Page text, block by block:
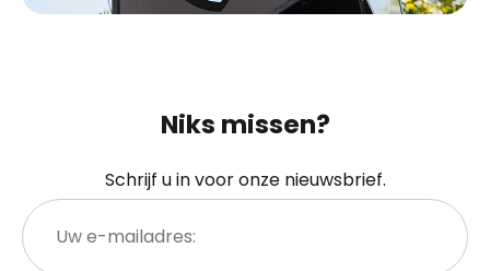
Niks missen?
Schrijf u in voor onze nieuwsbrief.
Uw
e-
mailadres: